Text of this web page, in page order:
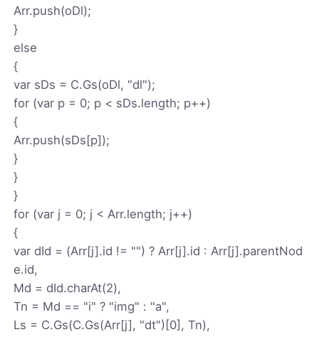
Arr.push(oDl);
}
else
{
var sDs = C.Gs(oDl, "dl");
for (var p = 0; p < sDs.length; p++)
{
Arr.push(sDs[p]);
}
}
}
for (var j = 0; j < Arr.length; j++)
{
var dId = (Arr[j].id != "") ? Arr[j].id : Arr[j].parentNod
e.id,
Md = dId.charAt(2),
Tn = Md == "i" ? "img" : "a",
Ls = C.Gs(C.Gs(Arr[j], "dt")[0], Tn),